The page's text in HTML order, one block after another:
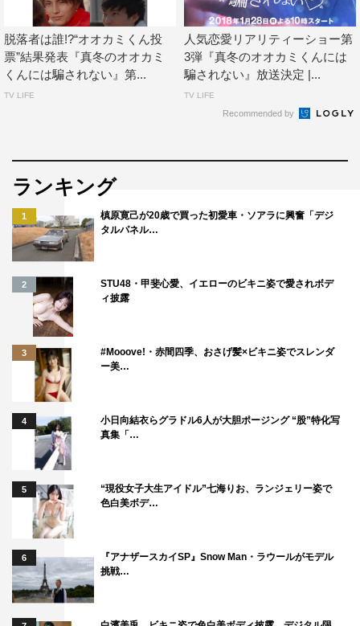
脱落者は誰!?“オオカミくん投
票”結果発表『真冬のオオカミ
くんには騙されない』第...
TV LIFE
人気恋愛リアリティーショー第
3弾『真冬のオオカミくんには
騙されない』放送決定 |...
TV LIFE
Recommended by
ランキング
1
槙原寛己が20歳で買った初愛車・ソアラに興奮「デジ
タルパネル…
2
STU48・甲斐心愛、イエローのビキニ姿で愛されボデ
ィ披露
3
#Mooove!・赤間四季、おさげ髪×ビキニ姿でスレンダ
ー美…
4
小日向結衣らグラドル6人が大胆ポージング “股”特化写
真集「…
5
“現役女子大生アイドル”七海りお、ランジェリー姿で
色白美ボデ…
6
『アナザースカイSP』Snow Man・ラウールがモデル
挑戦…